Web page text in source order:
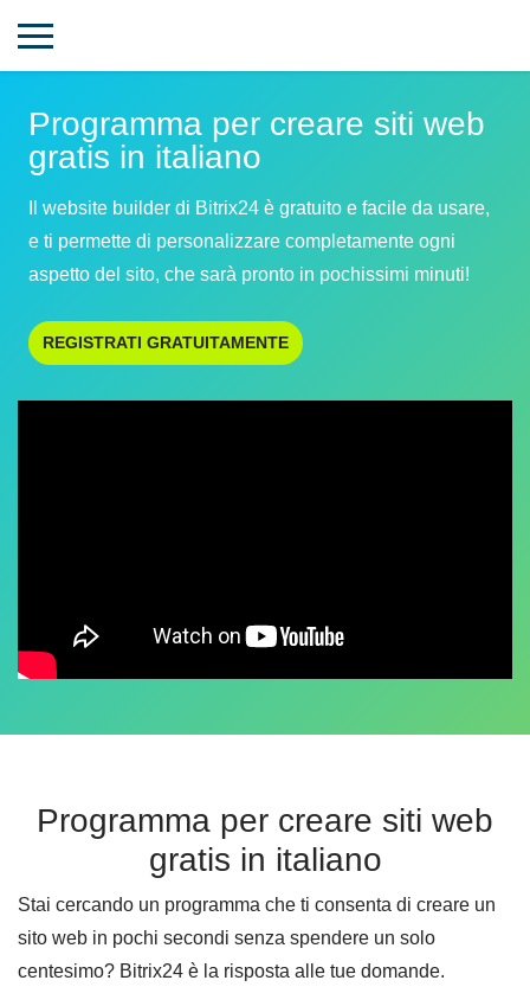
Programma per creare siti web
gratis in italiano
Il website builder di Bitrix24 è gratuito e facile da usare,
e ti permette di personalizzare completamente ogni
aspetto del sito, che sarà pronto in pochissimi minuti!
REGISTRATI GRATUITAMENTE
Programma per creare siti web
gratis in italiano
Stai cercando un programma che ti consenta di creare un
sito web in pochi secondi senza spendere un solo
centesimo? Bitrix24 è la risposta alle tue domande.